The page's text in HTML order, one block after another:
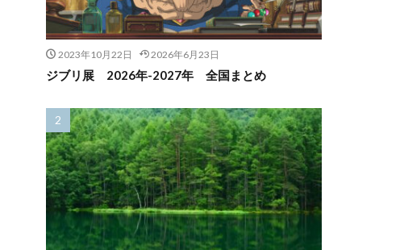
2023年10月22日 2026年6月23日
ジブリ展 2026年-2027年 全国まとめ